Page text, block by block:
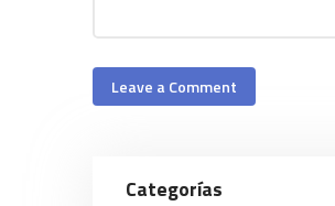
Categorías